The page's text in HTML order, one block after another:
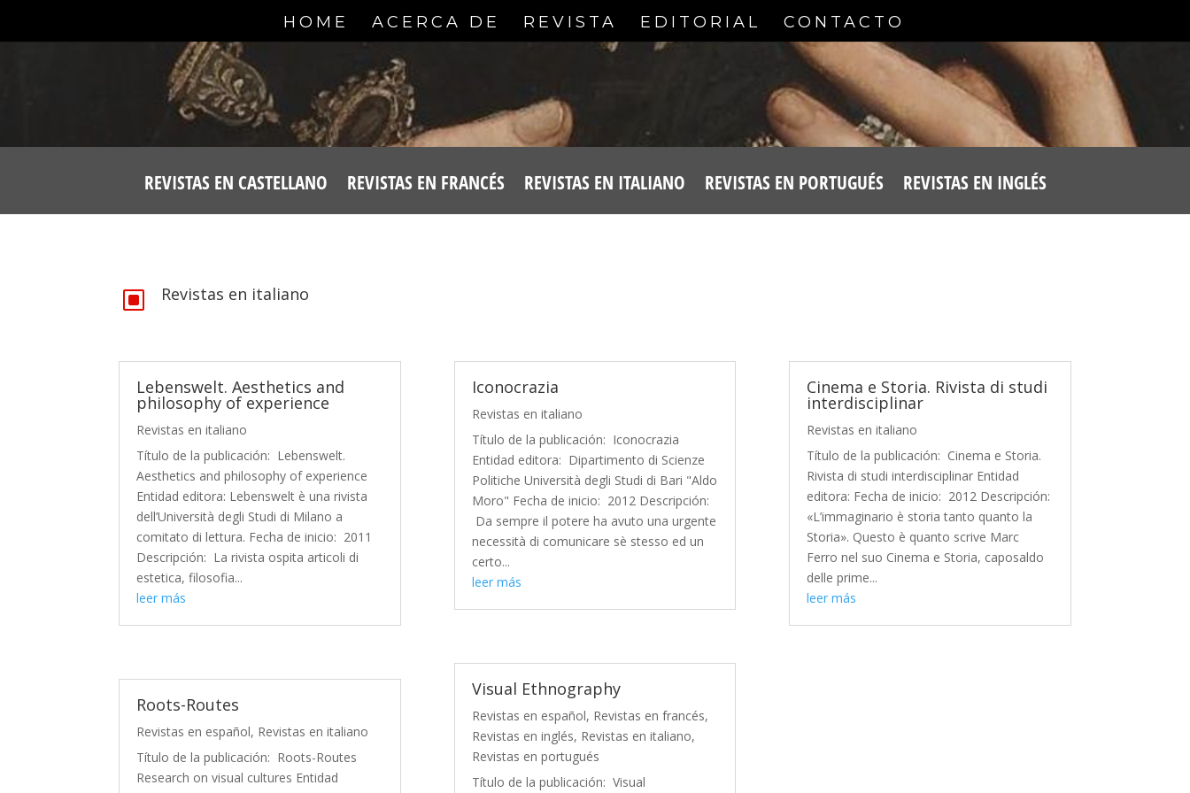
HOME ACERCA DE REVISTA EDITORIAL CONTACTO
REVISTAS EN CASTELLANO REVISTAS EN FRANCÉS REVISTAS EN ITALIANO REVISTAS EN PORTUGUÉS REVISTAS EN INGLÉS
W Revistas en italiano
Lebenswelt. Aesthetics and
philosophy of experience
Revistas en italiano
Título de la publicación: Lebenswelt.
Aesthetics and philosophy of experience
Entidad editora: Lebenswelt è una rivista
dell’Università degli Studi di Milano a
comitato di lettura. Fecha de inicio: 2011
Descripción: La rivista ospita articoli di
estetica, filosofia...
leer más
Roots-Routes
Revistas en español, Revistas en italiano
Título de la publicación: Roots-Routes
Research on visual cultures Entidad
Iconocrazia
Revistas en italiano
Título de la publicación: Iconocrazia
Entidad editora: Dipartimento di Scienze
Politiche Università degli Studi di Bari "Aldo
Moro" Fecha de inicio: 2012 Descripción:
Da sempre il potere ha avuto una urgente
necessità di comunicare sè stesso ed un
certo...
leer más
Visual Ethnography
Revistas en español, Revistas en francés,
Revistas en inglés, Revistas en italiano,
Revistas en portugués
Título de la publicación: Visual
Cinema e Storia. Rivista di studi
interdisciplinar
Revistas en italiano
Título de la publicación: Cinema e Storia.
Rivista di studi interdisciplinar Entidad
editora: Fecha de inicio: 2012 Descripción:
«L’immaginario è storia tanto quanto la
Storia». Questo è quanto scrive Marc
Ferro nel suo Cinema e Storia, caposaldo
delle prime...
leer más